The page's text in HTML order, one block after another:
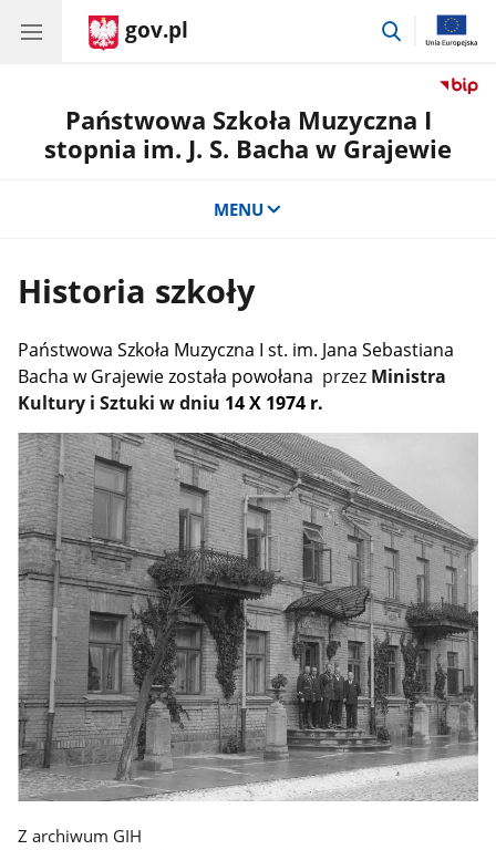
gov.pl
przejdź
Państwowa Szkoła Muzyczna I
stopnia im. J. S. Bacha w Grajewie
MENU
Historia szkoły
Państwowa Szkoła Muzyczna I st. im. Jana Sebastiana
Bacha w Grajewie została powołana przez Ministra
Kultury i Sztuki w dniu 14 X 1974 r.
Z archiwum GIH